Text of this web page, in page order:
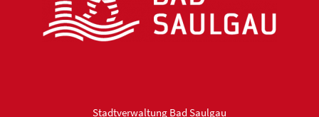
Stadtverwaltung Bad Saulgau